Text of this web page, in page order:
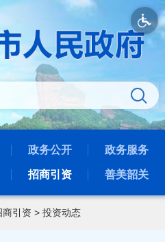
政务公开 政务服务
招商引资 善美韶关
商引资 > 投资动态